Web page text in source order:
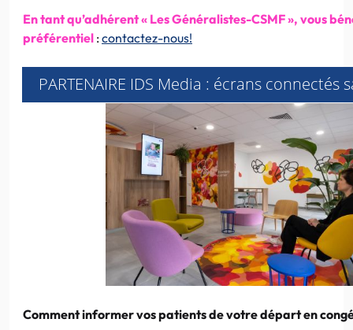
En tant qu’adhérent « Les Généralistes-CSMF », vous
préférentiel :contactez-nous!
PARTENAIRE IDS Media : écrans connectés
Comment informer vos patients de votre départ en